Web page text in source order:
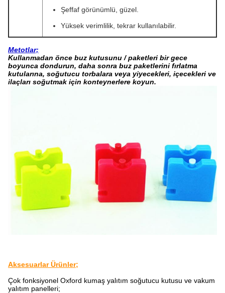
Şeffaf görünümlü, güzel.
Yüksek verimlilik, tekrar kullanılabilir.
Metotlar;
Kullanmadan önce buz kutusunu / paketleri bir gece
boyunca dondurun, daha sonra buz paketlerini fırlatma
kutularına, soğutucu torbalara veya yiyecekleri, içecekleri ve
ilaçları soğutmak için konteynerlere koyun.
Aksesuarlar Ürünler;
Çok fonksiyonel Oxford kumaş yalıtım soğutucu kutusu ve vakum
yalıtım panelleri;